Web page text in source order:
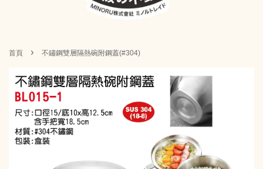
首頁 › 不鏽鋼雙層隔熱碗附鋼蓋(#304)